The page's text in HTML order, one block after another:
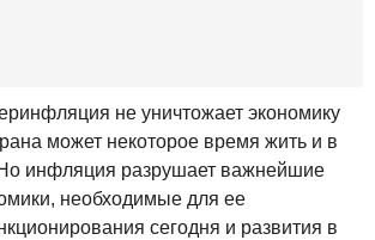
не уничтожает экономику
может некоторое время жить и в
инфляция разрушает важнейшие
необходимые для ее
сегодня и развития в